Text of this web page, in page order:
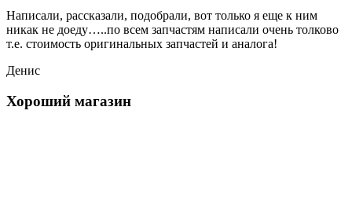
Написали, рассказали, подобрали, вот только я еще к ним
никак не доеду…..по всем запчастям написали очень толково
т.е. стоимость оригинальных запчастей и аналога!
Денис
Хороший магазин